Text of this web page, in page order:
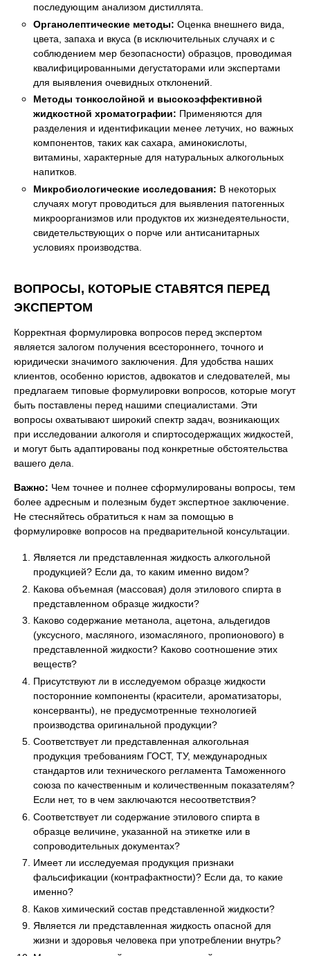
последующим анализом дистиллята.
Органолептические методы: Оценка внешнего вида,
цвета, запаха и вкуса (в исключительных случаях и с
соблюдением мер безопасности) образцов, проводимая
квалифицированными дегустаторами или экспертами
для выявления очевидных отклонений.
Методы тонкослойной и высокоэффективной
жидкостной хроматографии: Применяются для
разделения и идентификации менее летучих, но важных
компонентов, таких как сахара, аминокислоты,
витамины, характерные для натуральных алкогольных
напитков.
Микробиологические исследования: В некоторых
случаях могут проводиться для выявления патогенных
микроорганизмов или продуктов их жизнедеятельности,
свидетельствующих о порче или антисанитарных
условиях производства.
ВОПРОСЫ, КОТОРЫЕ СТАВЯТСЯ ПЕРЕД
ЭКСПЕРТОМ
Корректная формулировка вопросов перед экспертом
является залогом получения всестороннего, точного и
юридически значимого заключения. Для удобства наших
клиентов, особенно юристов, адвокатов и следователей, мы
предлагаем типовые формулировки вопросов, которые могут
быть поставлены перед нашими специалистами. Эти
вопросы охватывают широкий спектр задач, возникающих
при исследовании алкоголя и спиртосодержащих жидкостей,
и могут быть адаптированы под конкретные обстоятельства
вашего дела.
Важно: Чем точнее и полнее сформулированы вопросы, тем
более адресным и полезным будет экспертное заключение.
Не стесняйтесь обратиться к нам за помощью в
формулировке вопросов на предварительной консультации.
Является ли представленная жидкость алкогольной
продукцией? Если да, то каким именно видом?
Какова объемная (массовая) доля этилового спирта в
представленном образце жидкости?
Каково содержание метанола, ацетона, альдегидов
(уксусного, масляного, изомасляного, пропионового) в
представленной жидкости? Каково соотношение этих
веществ?
Присутствуют ли в исследуемом образце жидкости
посторонние компоненты (красители, ароматизаторы,
консерванты), не предусмотренные технологией
производства оригинальной продукции?
Соответствует ли представленная алкогольная
продукция требованиям ГОСТ, ТУ, международных
стандартов или технического регламента Таможенного
союза по качественным и количественным показателям?
Если нет, то в чем заключаются несоответствия?
Соответствует ли содержание этилового спирта в
образце величине, указанной на этикетке или в
сопроводительных документах?
Имеет ли исследуемая продукция признаки
фальсификации (контрафактности)? Если да, то какие
именно?
Каков химический состав представленной жидкости?
Является ли представленная жидкость опасной для
жизни и здоровья человека при употреблении внутрь?